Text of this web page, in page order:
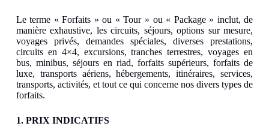
Le terme « Forfaits » ou « Tour » ou « Package » inclut, de
manière exhaustive, les circuits, séjours, options sur mesure,
voyages privés, demandes spéciales, diverses prestations,
circuits en 4×4, excursions, tranches terrestres, voyages en
bus, minibus, séjours en riad, forfaits supérieurs, forfaits de
luxe, transports aériens, hébergements, itinéraires, services,
transports, activités, et tout ce qui concerne nos divers types de
forfaits.
1. PRIX INDICATIFS